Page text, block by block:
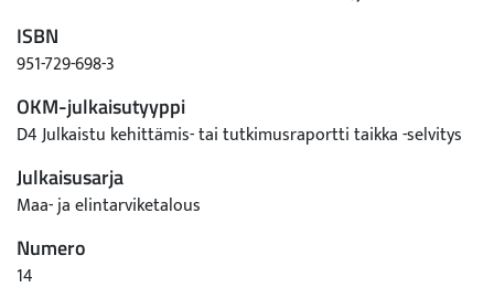
harusten myötäisesti tai niiden vastaisesti ja samat kokeet
tehtiin pellon laidassa sijaitsevalla esteellä.
Kenttämittausten esteet edustavat hyvin yhtätoista erilaista
pelloilta tavattavaa estetyyppiä (I-tolpasta teräsportaaliin).
Kenttämittauksissa pyrittiin taloudelliseen ja turvalliseen
työtapaan. Esteiden vierustoja ei "parsittu" yhtä tarkoin kuin
aikaisemmissa tutkimuksissa. Tämä vähensi esteiden
jäävää estealaa. Suoriteaika muutettiin lisätyöajaksi
normalisointikertoimella. Se muuttaa varsinaisen
ISBN
951-729-698-3
OKM-julkaisutyyppi
D4 Julkaistu kehittämis- tai tutkimusraportti taikka -selvitys
Julkaisusarja
Maa- ja elintarviketalous
Numero
14